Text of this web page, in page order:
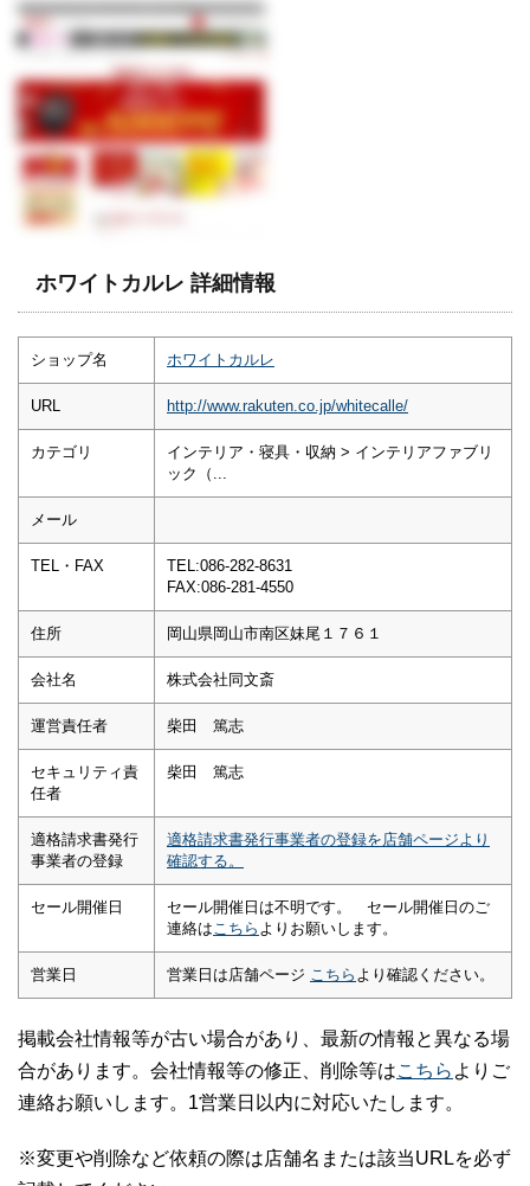
ホワイトカルレ 詳細情報
ショップ名 ホワイトカルレ
URL http://www.rakuten.co.jp/whitecalle/
カテゴリ
インテリア・寝具・収納 > インテリアファブリ
ック（...
メール
TEL・FAX
TEL:086-282-8631
FAX:086-281-4550
住所 岡山県岡山市南区妹尾１７６１
会社名 株式会社同文斎
運営責任者 柴田 篤志
セキュリティ責
任者
柴田 篤志
適格請求書発行
事業者の登録
適格請求書発行事業者の登録を店舗ページより
確認する。
セール開催日
セール開催日は不明です。 セール開催日のご
連絡は こちら よりお願いします。
営業日 営業日は店舗ページ こちら より確認ください。
掲載会社情報等が古い場合があり、最新の情報と異なる場
合があります。会社情報等の修正、削除等はこちら よりご
連絡お願いします。1営業日以内に対応いたします。
※変更や削除など依頼の際は店舗名または該当URLを必ず